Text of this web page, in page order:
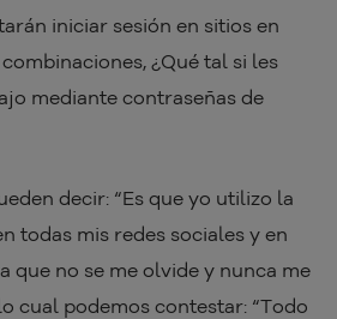
iniciar sesión en sitios en
¿Qué tal si les
mediante contraseñas de
decir: “Es que yo utilizo la
todas mis redes sociales y en
que no se me olvide y nunca me
cual podemos contestar: “Todo